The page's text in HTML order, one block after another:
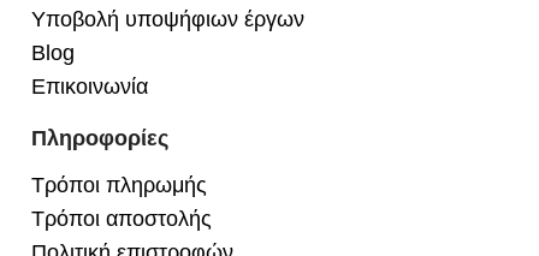
Υποβολή υποψήφιων έργων
Blog
Επικοινωνία
Πληροφορίες
Τρόποι πληρωμής
Τρόποι αποστολής